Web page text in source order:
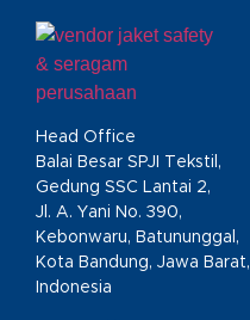
Head Office
Balai Besar SPJI Tekstil,
Gedung SSC Lantai 2,
Jl. A. Yani No. 390,
Kebonwaru, Batununggal,
Kota Bandung, Jawa Barat,
Indonesia